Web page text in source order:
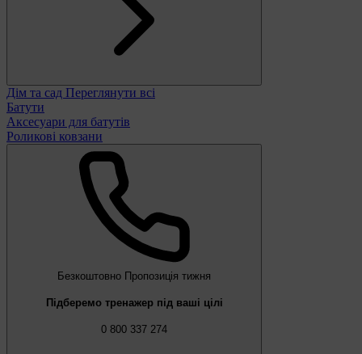
Дім та сад Переглянути всі
Батути
Аксесуари для батутів
Роликові ковзани
Безкоштовно Пропозиція тижня
Підберемо тренажер під ваші цілі
0 800 337 274